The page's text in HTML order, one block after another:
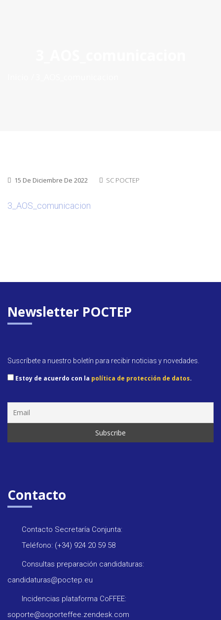
15 De Diciembre De 2022 SC POCTEP
3_AOS_comunicacion
Newsletter POCTEP
Suscríbete a nuestro boletín para recibir noticias y novedades.
Estoy de acuerdo con la política de protección de datos.
Contacto
Contacto Secretaría Conjunta:
Teléfono: (+34) 924 20 59 58
Consultas preparación candidaturas:
candidaturas@poctep.eu
Incidencias plataforma CoFFEE:
soporte@soporteffee.zendesk.com